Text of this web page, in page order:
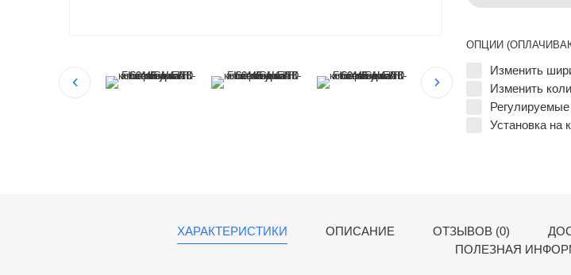
ОПЦИИ
Изменить
Изменить
Установка на
ХАРАКТЕРИСТИКИ ОПИСАНИЕ ОТЗЫВОВ (0)
ПОЛЕЗНАЯ